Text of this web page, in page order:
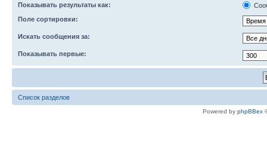
Показывать результаты как:
Поле сортировки:
Искать сообщения за:
Показывать первые:
Список разделов
Powered by phpBBex